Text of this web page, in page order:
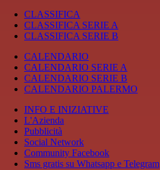
CLASSIFICA
CLASSIFICA SERIE A
CLASSIFICA SERIE B
CALENDARIO
CALENDARIO SERIE A
CALENDARIO SERIE B
CALENDARIO PALERMO
INFO E INIZIATIVE
L'Azienda
Pubblicità
Social Network
Community Facebook
Sms gratis su Whatsapp e Telegram